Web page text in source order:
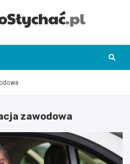
zawodowa